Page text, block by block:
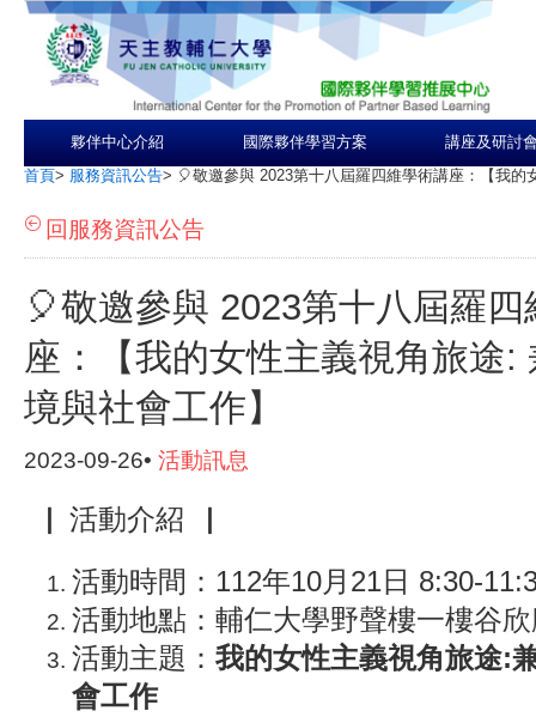
夥伴中心介紹 國際夥伴學習方案 講座及研討
首頁> 服務資訊公告> 🎈敬邀參與 2023第十八屆羅四維學術講座：【我
回服務資訊公告
🎈敬邀參與 2023第十八屆羅
座：【我的女性主義視角旅途:
境與社會工作】
2023-09-26• 活動訊息
▕ 活動介紹▕
活動時間：112年10月21日 8:30-
活動地點：輔仁大學野聲樓一樓谷
活動主題： 我的女性主義視角旅途:
會工作